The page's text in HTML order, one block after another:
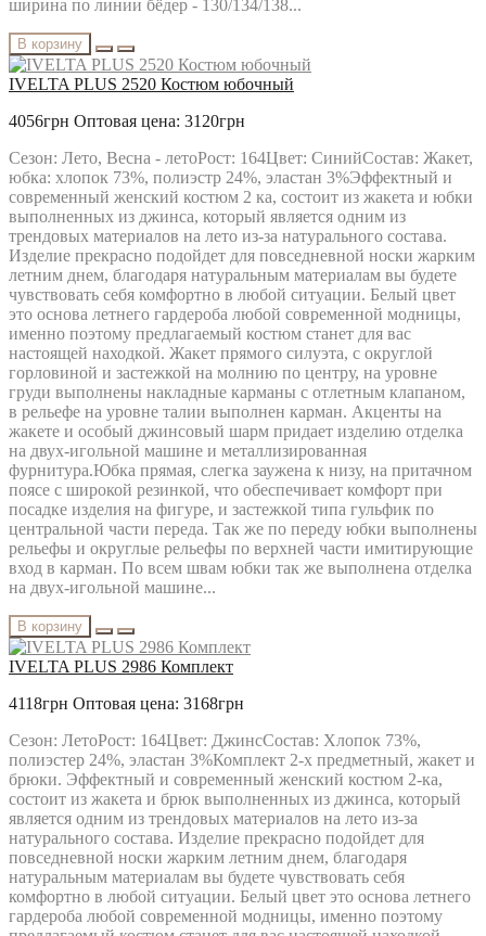
ширина по линии бёдер - 130/134/138...
В корзину
IVELTA PLUS 2520 Костюм юбочный
4056грн Оптовая цена: 3120грн
Сезон: Лето, Весна - летоРост: 164Цвет: СинийСостав: Жакет,
юбка: хлопок 73%, полиэстр 24%, эластан 3%Эффектный и
современный женский костюм 2 ка, состоит из жакета и юбки
выполненных из джинса, который является одним из
трендовых материалов на лето из-за натурального состава.
Изделие прекрасно подойдет для повседневной носки жарким
летним днем, благодаря натуральным материалам вы будете
чувствовать себя комфортно в любой ситуации. Белый цвет
это основа летнего гардероба любой современной модницы,
именно поэтому предлагаемый костюм станет для вас
настоящей находкой. Жакет прямого силуэта, с округлой
горловиной и застежкой на молнию по центру, на уровне
груди выполнены накладные карманы с отлетным клапаном,
в рельефе на уровне талии выполнен карман. Акценты на
жакете и особый джинсовый шарм придает изделию отделка
на двух-игольной машине и металлизированная
фурнитура.Юбка прямая, слегка заужена к низу, на притачном
поясе с широкой резинкой, что обеспечивает комфорт при
посадке изделия на фигуре, и застежкой типа гульфик по
центральной части переда. Так же по переду юбки выполнены
рельефы и округлые рельефы по верхней части имитирующие
вход в карман. По всем швам юбки так же выполнена отделка
на двух-игольной машине...
В корзину
IVELTA PLUS 2986 Комплект
4118грн Оптовая цена: 3168грн
Сезон: ЛетоРост: 164Цвет: ДжинсСостав: Хлопок 73%,
полиэстер 24%, эластан 3%Комплект 2-х предметный, жакет и
брюки. Эффектный и современный женский костюм 2-ка,
состоит из жакета и брюк выполненных из джинса, который
является одним из трендовых материалов на лето из-за
натурального состава. Изделие прекрасно подойдет для
повседневной носки жарким летним днем, благодаря
натуральным материалам вы будете чувствовать себя
комфортно в любой ситуации. Белый цвет это основа летнего
гардероба любой современной модницы, именно поэтому